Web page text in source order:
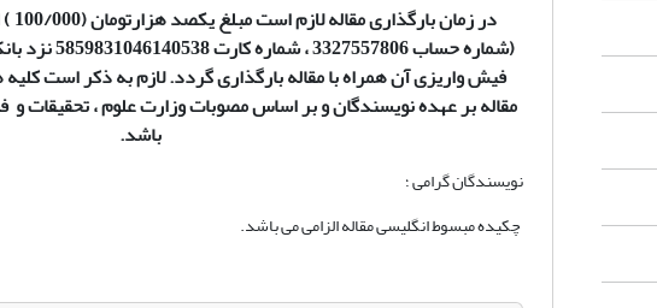
در زمان بارگذاری مقاله لازم است مبلغ یکصد هزارتومان (100/000 )
(شماره حساب 3327557806 ، شماره کارت 5859831046140538 نزد بانک تجارت شعبه فخر رازی)واریز
فیش واریزی آن همراه با مقاله بارگذاری گردد. لازم به ذکر است
مقاله بر عهده نویسندگان و بر اساس مصوبات وزارت علوم ، تحقیقات و فناوری(
باشد.
نویسندگان گرامی ؛
چکیده مبسوط انگلیسی مقاله الزامی می باشد.